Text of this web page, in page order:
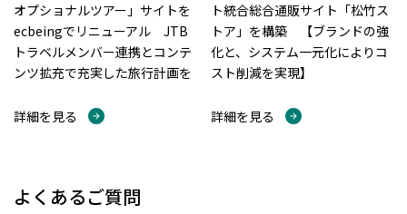
オプショナルツアー」サイトを
ecbeingでリニューアル JTB
トラベルメンバー連携とコンテ
ンツ拡充で充実した旅行計画を
詳細を見る
ト統合総合通販サイト「松竹ス
トア」を構築 【ブランドの強
化と、システム一元化によりコ
スト削減を実現】
詳細を見る
よくあるご質問